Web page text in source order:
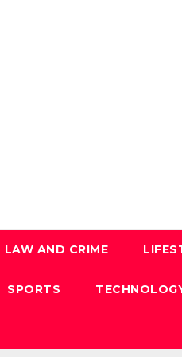
LAW AND CRIME
SPORTS